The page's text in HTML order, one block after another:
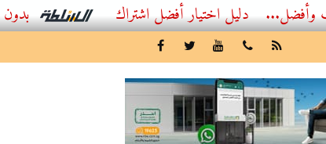
أفضل اشتراك IPTV بدون تقطيع 2026 – دليل المشاهد العصري